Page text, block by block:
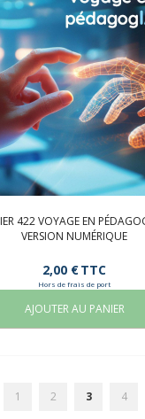
422 VOYAGE EN
VERSION NUMÉRIQUE
2,00 €TTC
Hors de frais de port
AJOUTER AU PANIER
Page
1 Page
2
Vous
lisez
3 Page
4